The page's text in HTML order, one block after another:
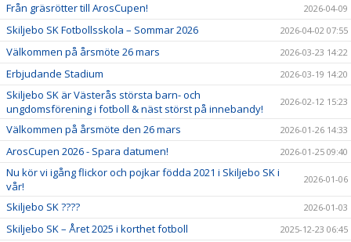
Från gräsrötter till ArosCupen! 2026-04-09
Skiljebo SK Fotbollsskola – Sommar 2026 2026-04-02 07:55
Välkommen på årsmöte 26 mars 2026-03-23 14:22
Erbjudande Stadium 2026-03-19 14:20
Skiljebo SK är Västerås största barn- och
ungdomsförening i fotboll & näst störst på innebandy!
2026-02-12 15:23
Välkommen på årsmöte den 26 mars 2026-01-26 14:33
ArosCupen 2026 - Spara datumen! 2026-01-25 09:40
Nu kör vi igång flickor och pojkar födda 2021 i Skiljebo SK i
vår!
2026-01-06
Skiljebo SK ???? 2026-01-03
Skiljebo SK – Året 2025 i korthet fotboll 2025-12-23 06:45